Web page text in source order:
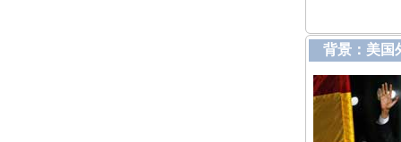
背景：美国